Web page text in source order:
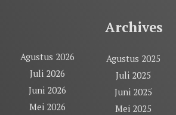
Archives
Agustus 2026
Juli 2026
Juni 2026
Mei 2026
Agustus 2025
Juli 2025
Juni 2025
Mei 2025